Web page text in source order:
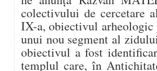
colectivului de cercetare
IX-a, obiectivul
unui nou segment al
obiectivul a fost
templul care, în